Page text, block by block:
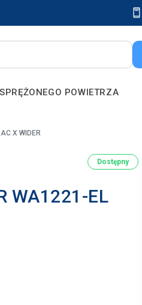
POWIETRZA
X WIDER
Dostępny
WA1221-EL